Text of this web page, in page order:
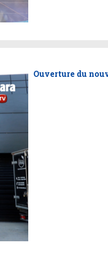
Ouverture du